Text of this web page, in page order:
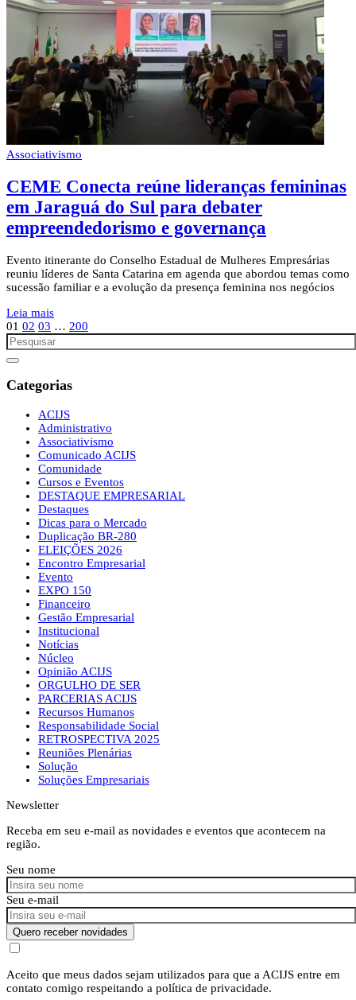
Associativismo
CEME Conecta reúne lideranças femininas
em Jaraguá do Sul para debater
empreendedorismo e governança
Evento itinerante do Conselho Estadual de Mulheres Empresárias
reuniu líderes de Santa Catarina em agenda que abordou temas como
sucessão familiar e a evolução da presença feminina nos negócios
Leia mais
01 02 03 … 200
Categorias
ACIJS
Administrativo
Associativismo
Comunicado ACIJS
Comunidade
Cursos e Eventos
DESTAQUE EMPRESARIAL
Destaques
Dicas para o Mercado
Duplicação BR-280
ELEIÇÕES 2026
Encontro Empresarial
Evento
EXPO 150
Financeiro
Gestão Empresarial
Institucional
Notícias
Núcleo
Opinião ACIJS
ORGULHO DE SER
PARCERIAS ACIJS
Recursos Humanos
Responsabilidade Social
RETROSPECTIVA 2025
Reuniões Plenárias
Solução
Soluções Empresariais
Newsletter
Receba em seu e-mail as novidades e eventos que acontecem na
região.
Seu nome
Seu e-mail
Quero receber novidades
Aceito que meus dados sejam utilizados para que a ACIJS entre em
contato comigo respeitando a política de privacidade.